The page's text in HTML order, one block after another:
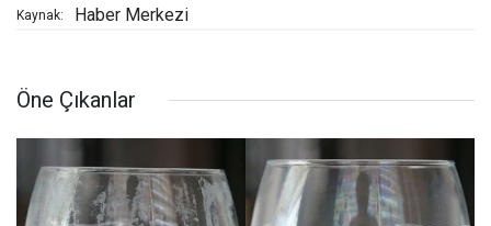
Kaynak: Haber Merkezi
Öne Çıkanlar